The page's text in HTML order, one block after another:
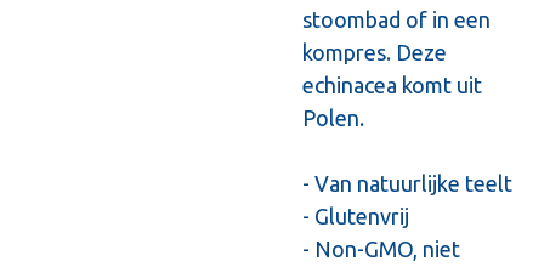
stoombad of in een
kompres. Deze
echinacea komt uit
Polen.
- Van natuurlijke teelt
- Glutenvrij
- Non-GMO, niet